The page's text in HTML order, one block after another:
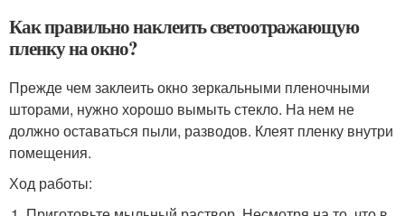
Как правильно наклеить светоотражающую
пленку на окно?
Прежде чем заклеить окно зеркальными пленочными
шторами, нужно хорошо вымыть стекло. На нем не
должно оставаться пыли, разводов. Клеят пленку внутри
помещения.
Ход работы: